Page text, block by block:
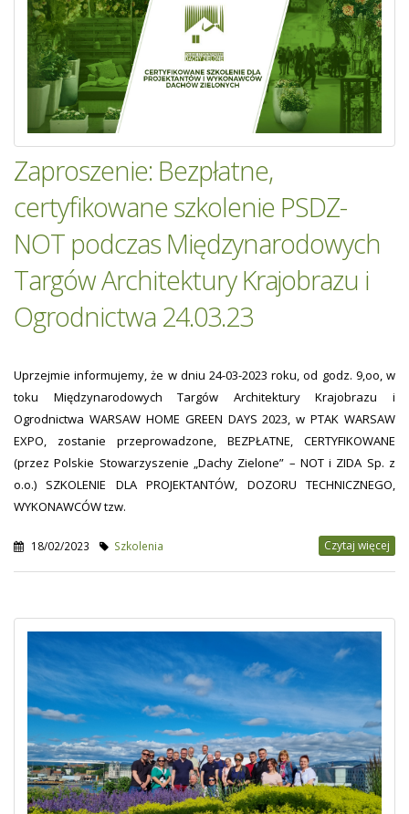
Zaproszenie: Bezpłatne,
certyfikowane szkolenie PSDZ-
NOT podczas Międzynarodowych
Targów Architektury Krajobrazu i
Ogrodnictwa 24.03.23
Uprzejmie informujemy, że w dniu 24-03-2023 roku, od godz. 9,oo, w
toku Międzynarodowych Targów Architektury Krajobrazu i
Ogrodnictwa WARSAW HOME GREEN DAYS 2023, w PTAK WARSAW
EXPO, zostanie przeprowadzone, BEZPŁATNE, CERTYFIKOWANE
(przez Polskie Stowarzyszenie „Dachy Zielone” – NOT i ZIDA Sp. z
o.o.) SZKOLENIE DLA PROJEKTANTÓW, DOZORU TECHNICZNEGO,
WYKONAWCÓW tzw.
18/02/2023 Szkolenia Czytaj więcej